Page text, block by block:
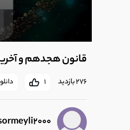
قانون هجدهم و
1 276 بازدید